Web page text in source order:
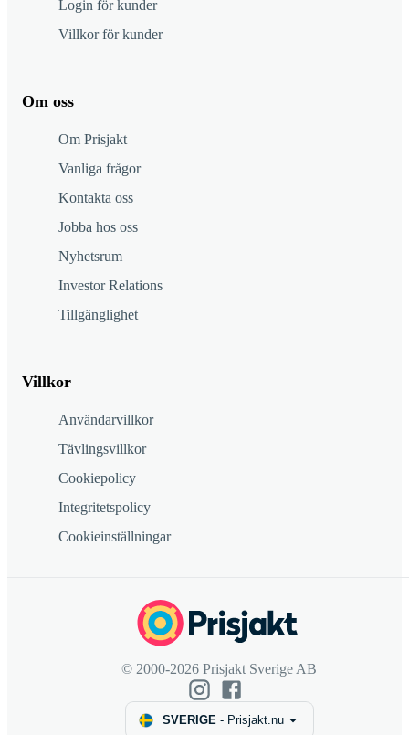
Login för kunder
Villkor för kunder
Om oss
Om Prisjakt
Vanliga frågor
Kontakta oss
Jobba hos oss
Nyhetsrum
Investor Relations
Tillgänglighet
Villkor
Användarvillkor
Tävlingsvillkor
Cookiepolicy
Integritetspolicy
Cookieinställningar
© 2000-2026 Prisjakt Sverige AB
SVERIGE- Prisjakt.nu